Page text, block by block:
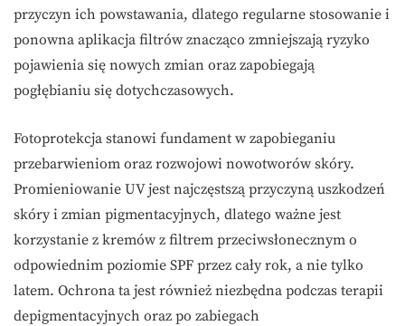
przyczyn ich powstawania, dlatego regularne stosowanie i
ponowna aplikacja filtrów znacząco zmniejszają ryzyko
pojawienia się nowych zmian oraz zapobiegają
pogłębianiu się dotychczasowych.
Fotoprotekcja stanowi fundament w zapobieganiu
przebarwieniom oraz rozwojowi nowotworów skóry.
Promieniowanie UV jest najczęstszą przyczyną uszkodzeń
skóry i zmian pigmentacyjnych, dlatego ważne jest
korzystanie z kremów z filtrem przeciwsłonecznym o
odpowiednim poziomie SPF przez cały rok, a nie tylko
latem. Ochrona ta jest również niezbędna podczas terapii
depigmentacyjnych oraz po zabiegach